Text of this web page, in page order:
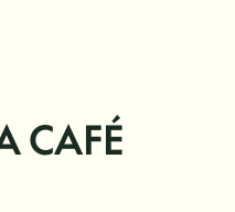
CAFÉ